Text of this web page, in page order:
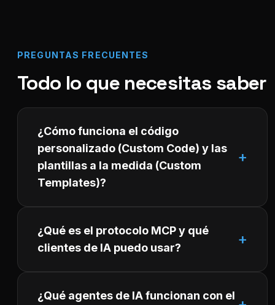
PREGUNTAS FRECUENTES
Todo lo que necesitas saber
¿Cómo funciona el código
personalizado (Custom Code) y las
plantillas a la medida (Custom
Templates)?
¿Qué es el protocolo MCP y qué
clientes de IA puedo usar?
¿Qué agentes de IA funcionan con el